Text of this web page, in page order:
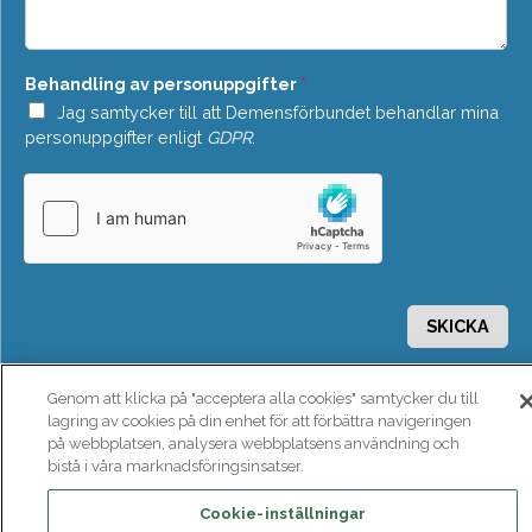
a
d
e
*
Behandling av personuppgifter *
Jag samtycker till att Demensförbundet behandlar mina
personuppgifter enligt GDPR.
SKICKA
Genom att klicka på "acceptera alla cookies" samtycker du till
lagring av cookies på din enhet för att förbättra navigeringen
på webbplatsen, analysera webbplatsens användning och
bistå i våra marknadsföringsinsatser.
Cookie-inställningar